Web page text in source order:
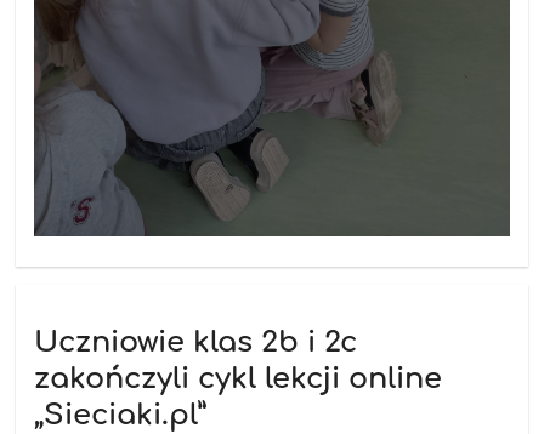
Uczniowie klas 2b i 2c
zakończyli cykl lekcji online
„Sieciaki.pl”